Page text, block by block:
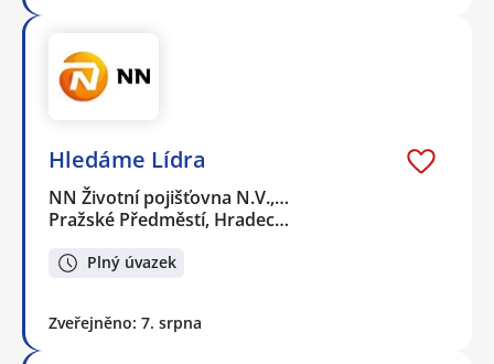
Hledáme Lídra
NN Životní pojišťovna N.V.,…
Pražské Předměstí, Hradec…
Plný úvazek
Zveřejněno: 7. srpna